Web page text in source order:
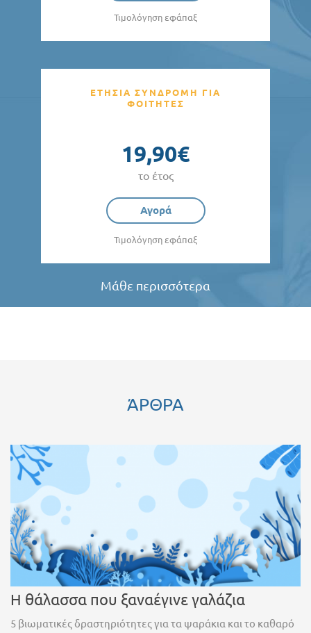
Τιμολόγηση εφάπαξ
ΕΤΗΣΙΑ ΣΥΝΔΡΟΜΗ ΓΙΑ
ΦΟΙΤΗΤΕΣ
19,90€
το έτος
Αγορά
Τιμολόγηση εφάπαξ
Μάθε περισσότερα
ΆΡΘΡΑ
Η θάλασσα που ξαναέγινε γαλάζια
5 βιωματικές δραστηριότητες για τα ψαράκια και το καθαρό